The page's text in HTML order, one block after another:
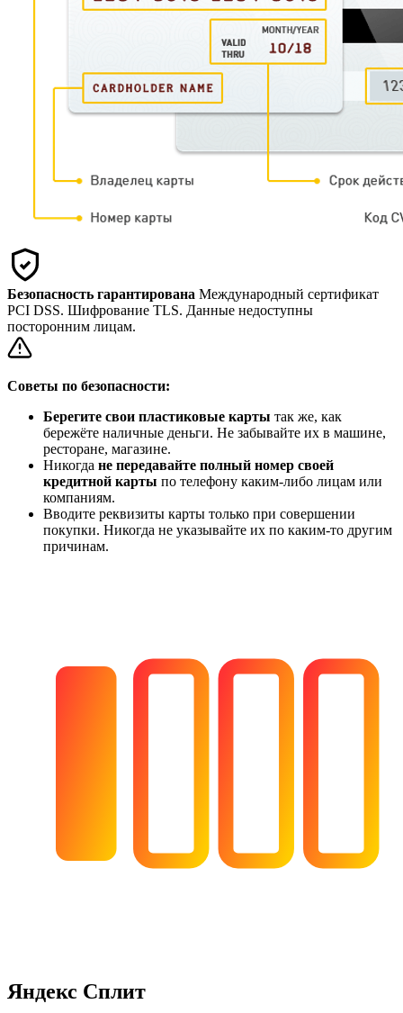
Безопасность гарантирована Международный сертификат
PCI DSS. Шифрование TLS. Данные недоступны
посторонним лицам.
Советы по безопасности:
Берегите свои пластиковые карты так же, как
бережёте наличные деньги. Не забывайте их в машине,
ресторане, магазине.
Никогда не передавайте полный номер своей
кредитной карты по телефону каким-либо лицам или
компаниям.
Вводите реквизиты карты только при совершении
покупки. Никогда не указывайте их по каким-то другим
причинам.
Яндекс Сплит